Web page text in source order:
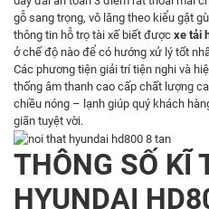
gỗ sang trọng, vô lăng theo kiểu gật
thông tin hỗ trọ tài xế biết được xe tải
ở chế độ nào để có hướng xử lý tốt
Các phương tiện giải trí tiện nghi và
thống âm thanh cao cấp chất lượng
chiều nóng – lạnh giúp quý khách
giãn tuyệt vời.
THÔNG SỐ KĨ
HYUNDAI